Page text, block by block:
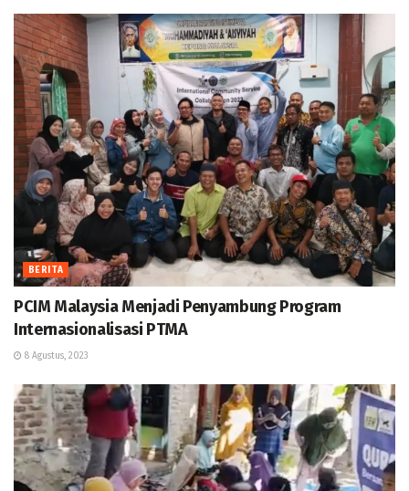
BERITA
PCIM Malaysia Menjadi Penyambung Program
Internasionalisasi PTMA
8 Agustus, 2023